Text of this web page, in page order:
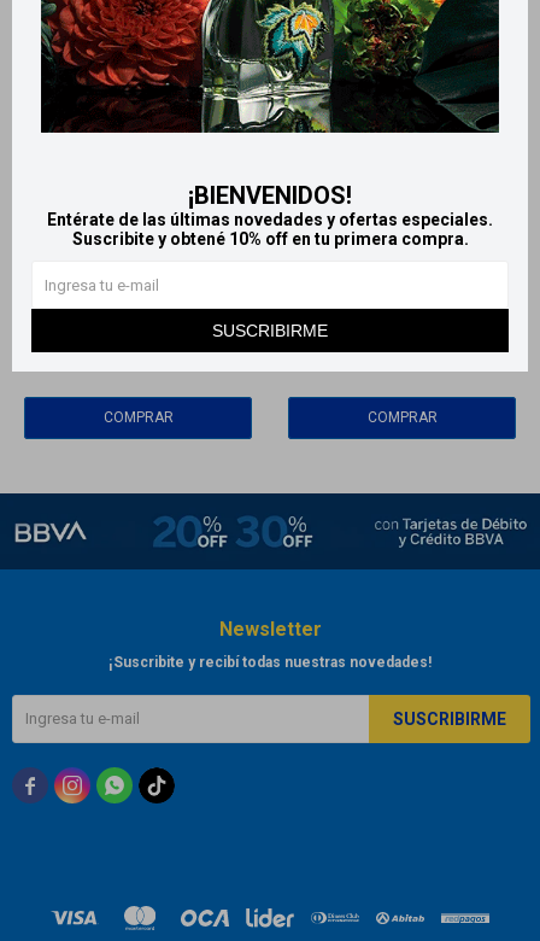
¡BIENVENIDOS!
Entérate de las últimas novedades y ofertas especiales.
Suscribite y obtené 10% off en tu primera compra.
SUSCRIBIRME
Llega en2 HS
Equibral x30 comprimidos
Llega en2 HS
Newsletter
¡Suscribite y recibí todas nuestras novedades!
SUSCRIBIRME
  